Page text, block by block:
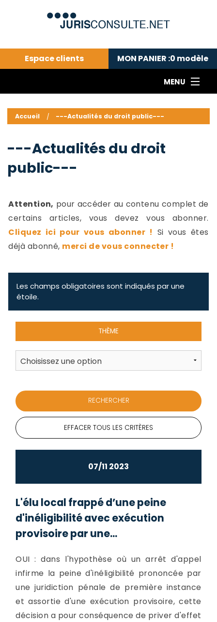
Espace clients MON PANIER :0 modèle
MENU
---Actualités du droit public---
Droit pénal---
Droit privé ---
Abonnement aux actualités
Accueil ---Actualités du droit public---
---Actualités du droit
public---
Attention, pour accéder au contenu complet de
certains articles, vous devez vous abonner.
Cliquez ici pour vous abonner ! Si vous êtes
déjà abonné, merci de vous connecter !
Les champs obligatoires sont indiqués par une
étoile.
THÈME
EFFACER TOUS LES CRITÈRES
07/11 2023
L'élu local frappé d’une peine
d'inéligibilité avec exécution
provisoire par une...
OUI : dans l'hypothèse où un arrêt d'appel
infirme la peine d'inéligibilité prononcée par
une juridiction pénale de première instance
et assortie d'une exécution provisoire, cette
décision a pour conséquence de priver d'effet